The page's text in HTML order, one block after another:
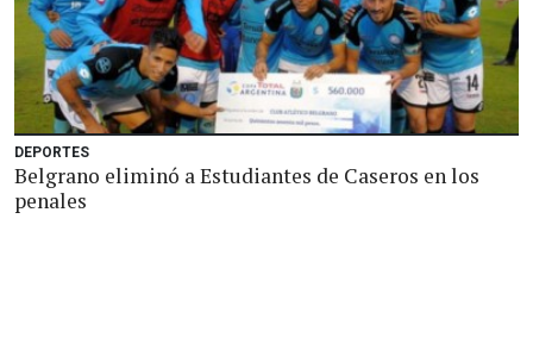
DEPORTES
Belgrano eliminó a Estudiantes de Caseros en los
penales